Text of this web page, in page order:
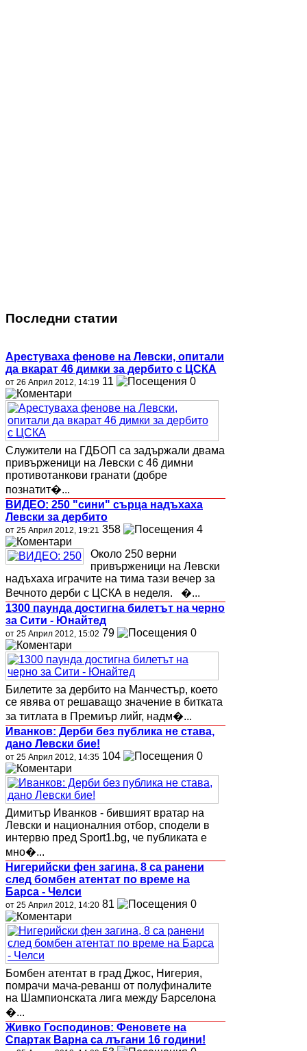
Последни статии
Арестуваха фенове на Левски, опитали
да вкарат 46 димки за дербито с ЦСКА
от 26 Април 2012, 14:19 11 0
Служители на ГДБОП са задържали двама
привърженици на Левски с 46 димни
противотанкови гранати (добре
познатит�...
ВИДЕО: 250 "сини" сърца надъхаха
Левски за дербито
от 25 Април 2012, 19:21 358 4
Около 250 верни
привърженици на Левски
надъхаха играчите на тима тази вечер за
Вечното дерби с ЦСКА в неделя. �...
1300 паунда достигна билетът на черно
за Сити - Юнайтед
от 25 Април 2012, 15:02 79 0
Билетите за дербито на Манчестър, което
се явява от решаващо значение в битката
за титлата в Премиър лийг, надм�...
Иванков: Дерби без публика не става,
дано Левски бие!
от 25 Април 2012, 14:35 104 0
Димитър Иванков - бившият вратар на
Левски и националния отбор, сподели в
интервю пред Sport1.bg, че публиката е
мно�...
Нигерийски фен загина, 8 са ранени
след бомбен атентат по време на
Барса - Челси
от 25 Април 2012, 14:20 81 0
Бомбен атентат в град Джос, Нигерия,
помрачи мача-реванш от полуфиналите
на Шампионската лига между Барселона
�...
Живко Господинов: Феновете на
Спартак Варна са лъгани 16 години!